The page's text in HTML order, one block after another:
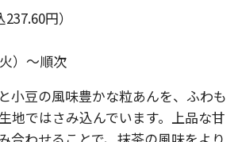
円）
）〜順次
小豆の風味豊かな粒あんを、ふわも
地ではさみ込んでいます。上品な甘